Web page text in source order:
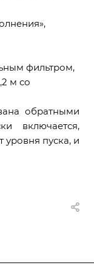
фильтром,
м со
обратными
включается,
уровня пуска, и